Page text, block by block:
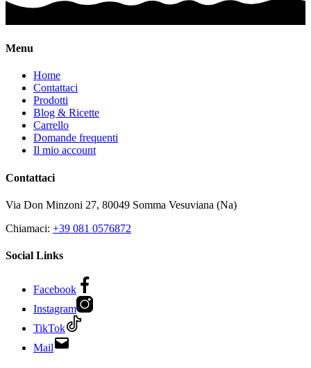
Menu
Home
Contattaci
Prodotti
Blog & Ricette
Carrello
Domande frequenti
Il mio account
Contattaci
Via Don Minzoni 27, 80049 Somma Vesuviana (Na)
Chiamaci: +39 081 0576872
Social Links
Facebook
Instagram
TikTok
Mail